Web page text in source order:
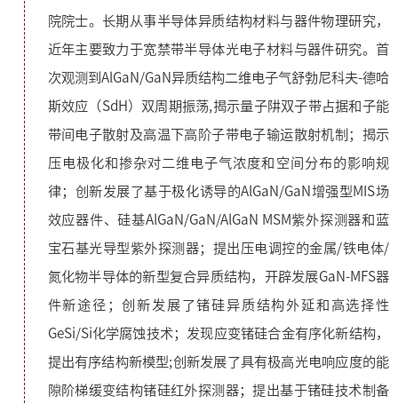
院院士。长期从事半导体异质结构材料与器件物理研究，
近年主要致力于宽禁带半导体光电子材料与器件研究。首
次观测到AlGaN/GaN异质结构二维电子气舒勃尼科夫-德哈
斯效应（SdH）双周期振荡,揭示量子阱双子带占据和子能
带间电子散射及高温下高阶子带电子输运散射机制；揭示
压电极化和掺杂对二维电子气浓度和空间分布的影响规
律；创新发展了基于极化诱导的AlGaN/GaN增强型MIS场
效应器件、硅基AlGaN/GaN/AlGaN MSM紫外探测器和蓝
宝石基光导型紫外探测器；提出压电调控的金属/铁电体/
氮化物半导体的新型复合异质结构，开辟发展GaN-MFS器
件新途径；创新发展了锗硅异质结构外延和高选择性
GeSi/Si化学腐蚀技术；发现应变锗硅合金有序化新结构，
提出有序结构新模型;创新发展了具有极高光电响应度的能
隙阶梯缓变结构锗硅红外探测器；提出基于锗硅技术制备